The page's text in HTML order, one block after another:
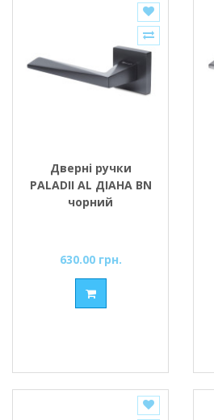
Дверні ручки
PALADII AL ДІАНА BN
чорний
630.00 грн.